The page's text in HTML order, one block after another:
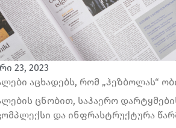
23, 2023
აცხადებს, რომ „ჰეზბოლას“
ცნობით, საჰაერო
და ინფრასტრუქტურა